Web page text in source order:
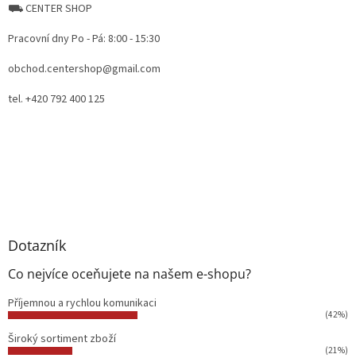
⛟ CENTER SHOP
Pracovní dny Po - Pá: 8:00 - 15:30
obchod.centershop@gmail.com
tel. +420 792 400 125
Dotazník
Co nejvíce oceňujete na našem e-shopu?
Příjemnou a rychlou komunikaci
(42%)
Široký sortiment zboží
(21%)